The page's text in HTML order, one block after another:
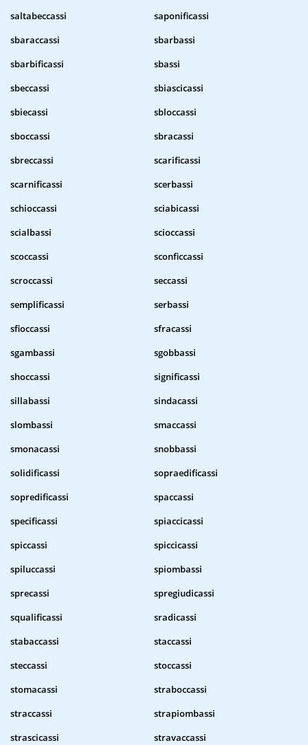
saltabeccassi
saponificassi
sbaraccassi
sbarbassi
sbarbificassi
sbassi
sbeccassi
sbiascicassi
sbiecassi
sbloccassi
sboccassi
sbracassi
sbreccassi
scarificassi
scarnificassi
scerbassi
schioccassi
sciabicassi
scialbassi
scioccassi
scoccassi
sconficcassi
scroccassi
seccassi
semplificassi
serbassi
sfioccassi
sfracassi
sgambassi
sgobbassi
shoccassi
significassi
sillabassi
sindacassi
slombassi
smaccassi
smonacassi
snobbassi
solidificassi
sopraedificassi
sopredificassi
spaccassi
specificassi
spiaccicassi
spiccassi
spiccicassi
spiluccassi
spiombassi
sprecassi
spregiudicassi
squalificassi
sradicassi
stabaccassi
staccassi
steccassi
stoccassi
stomacassi
straboccassi
straccassi
strapiombassi
strascicassi
stravaccassi